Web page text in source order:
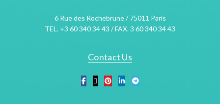
6 Rue des Rochebrune / 75011 Paris
TEL. +3 60 340 34 43 / FAX. 3 60 340 34 43
Contact Us